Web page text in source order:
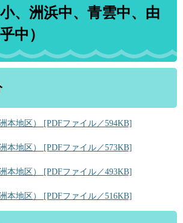
、洲浜中、青雲中、由
中）
本地区） [PDFファイル／594KB]
本地区） [PDFファイル／573KB]
本地区） [PDFファイル／493KB]
本地区） [PDFファイル／516KB]